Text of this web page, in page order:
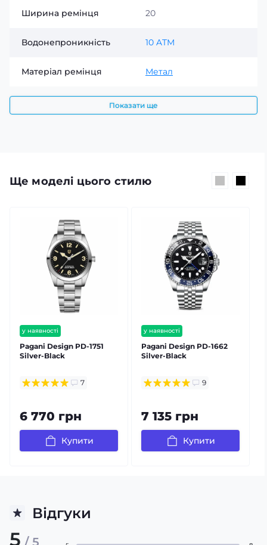
Ширина ремінця 20
Водонепроникність 10 ATM
Матеріал ремінця Метал
Показати ще
Ще моделі цього стилю
у наявності
безкоштовна доставка
гарантія 12 міс
Pagani Design PD-1751
Silver-Black
7
6 770 грн
Купити
у наявності
безкоштовна доставка
гарантія 12 міс
Pagani Design PD-1662
Silver-Black
9
7 135 грн
Купити
Відгуки
5 / 5